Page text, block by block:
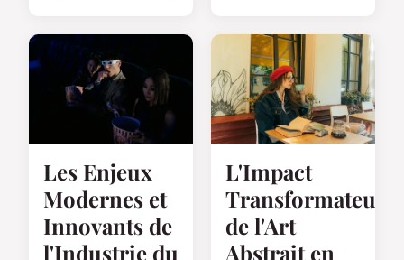
Les Enjeux
Modernes et
Innovants de
l'Industrie du
L'Impact
Transformateur
de l'Art
Abstrait en